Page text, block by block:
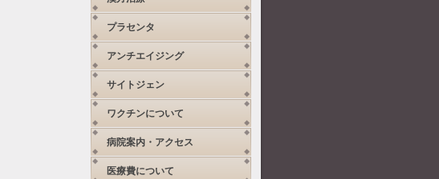
プラセンタ
アンチエイジング
サイトジェン
ワクチンについて
病院案内・アクセス
医療費について